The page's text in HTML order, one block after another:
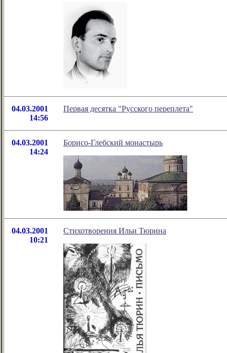
04.03.2001
14:56
Первая десятка "Русского переплета"
04.03.2001
14:24
Борисо-Глебский монастырь
04.03.2001
10:21
Стихотворения Ильи Тюрина